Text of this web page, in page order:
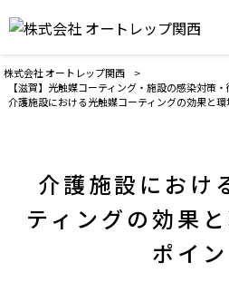
株式会社 オートレップ関西
>
【滋賀】光触媒コーティング・施設の感染対策
介護施設における光触媒コーティングの効果と
介護施設におけ
ティングの効果
ポイ